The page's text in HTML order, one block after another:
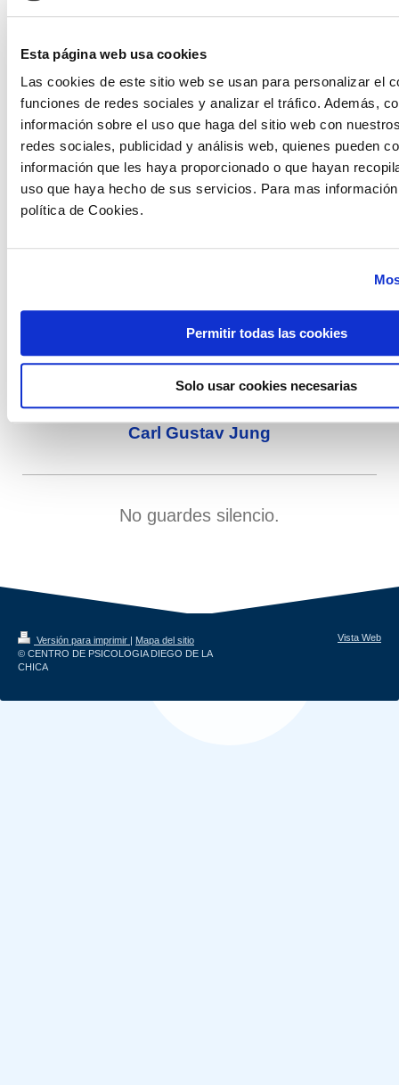
Esta página web usa cookies
Las cookies de este sitio web se usan para personalizar el
funciones de redes sociales y analizar el tráfico. Además,
información sobre el uso que haga del sitio web con
redes sociales, publicidad y análisis web, quienes pueden
información que les haya proporcionado o que hayan
uso que haya hecho de sus servicios. Para mas
política de Cookies.
Permitir todas las cookies
Solo usar cookies necesarias
CENTRO DE PSICOLOGíA DIEGO DE LA CHICA
P LANTA 1ª - OFICINA 2
666 20 45 85
en su interior, despierta."
Carl Gustav Jung
No guardes silencio.
Versión para imprimir | Mapa del sitio
© CENTRO DE PSICOLOGIA DIEGO DE LA
CHICA
Vista Web